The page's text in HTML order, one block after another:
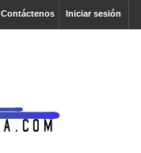
Iniciar sesión
Contáctenos